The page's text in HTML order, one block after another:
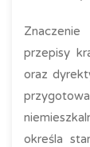
przepisy
oraz
określa